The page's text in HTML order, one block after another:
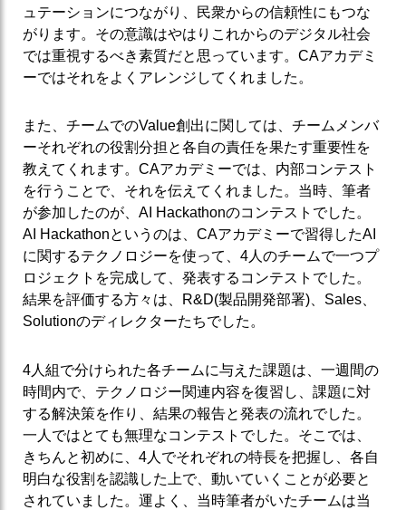
ュテーションにつながり、民衆からの信頼性にもつな
がります。その意識はやはりこれからのデジタル社会
では重視するべき素質だと思っています。CAアカデミ
ーではそれをよくアレンジしてくれました。
また、チームでのValue創出に関しては、チームメンバ
ーそれぞれの役割分担と各自の責任を果たす重要性を
教えてくれます。CAアカデミーでは、内部コンテスト
を行うことで、それを伝えてくれました。当時、筆者
が参加したのが、AI Hackathonのコンテストでした。
AI Hackathonというのは、CAアカデミーで習得したAI
に関するテクノロジーを使って、4人のチームで一つプ
ロジェクトを完成して、発表するコンテストでした。
結果を評価する方々は、R&D(製品開発部署)、Sales、
Solutionのディレクターたちでした。
4人組で分けられた各チームに与えた課題は、一週間の
時間内で、テクノロジー関連内容を復習し、課題に対
する解決策を作り、結果の報告と発表の流れでした。
一人ではとても無理なコンテストでした。そこでは、
きちんと初めに、4人でそれぞれの特長を把握し、各自
明白な役割を認識した上で、動いていくことが必要と
されていました。運よく、当時筆者がいたチームは当